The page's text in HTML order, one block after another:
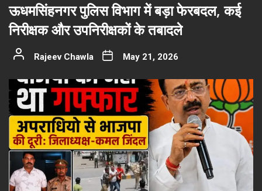
ऊधमसिंहनगर पुलिस विभाग में बड़ा फेरबदल, कई
निरीक्षक और उपनिरीक्षकों के तबादले
Rajeev Chawla May 21, 2026